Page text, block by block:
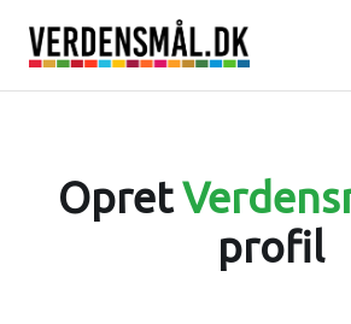
Opret
profil